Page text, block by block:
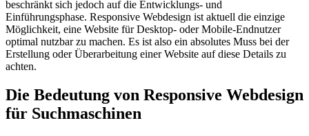
beschränkt sich jedoch auf die Entwicklungs- und
Einführungsphase. Responsive Webdesign ist aktuell die einzige
Möglichkeit, eine Website für Desktop- oder Mobile-Endnutzer
optimal nutzbar zu machen. Es ist also ein absolutes Muss bei der
Erstellung oder Überarbeitung einer Website auf diese Details zu
achten.
Die Bedeutung von Responsive Webdesign
für Suchmaschinen